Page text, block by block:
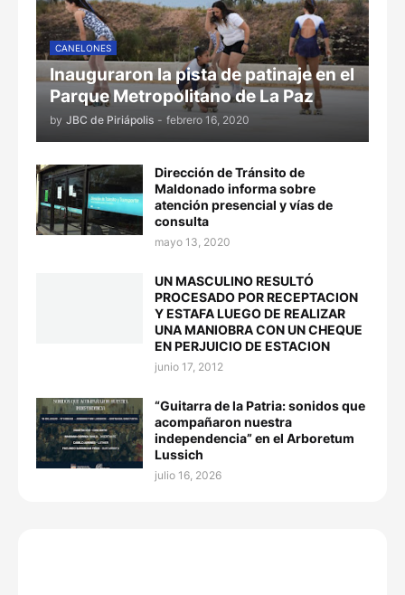
CANELONES
Inauguraron la pista de patinaje en el
Parque Metropolitano de La Paz
by JBC de Piriápolis - febrero 16, 2020
Dirección de Tránsito de
Maldonado informa sobre
atención presencial y vías de
consulta
mayo 13, 2020
UN MASCULINO RESULTÓ
PROCESADO POR RECEPTACION
Y ESTAFA LUEGO DE REALIZAR
UNA MANIOBRA CON UN CHEQUE
EN PERJUICIO DE ESTACION
junio 17, 2012
“Guitarra de la Patria: sonidos que
acompañaron nuestra
independencia” en el Arboretum
Lussich
julio 16, 2026